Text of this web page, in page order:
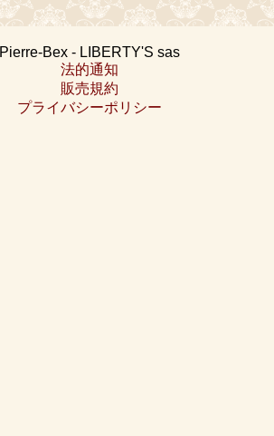
Pierre-Bex - LIBERTY'S sas
法的通知
販売規約
プライバシーポリシー